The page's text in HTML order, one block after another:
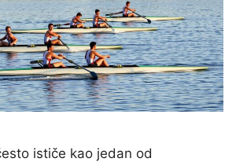
ističe kao jedan od